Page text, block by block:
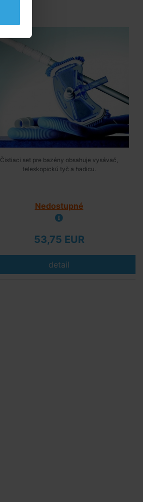
Čistiaci set pre bazény obsahuje vysávač,
teleskopickú tyč a hadicu.
Nedostupné
53,75 EUR
detail